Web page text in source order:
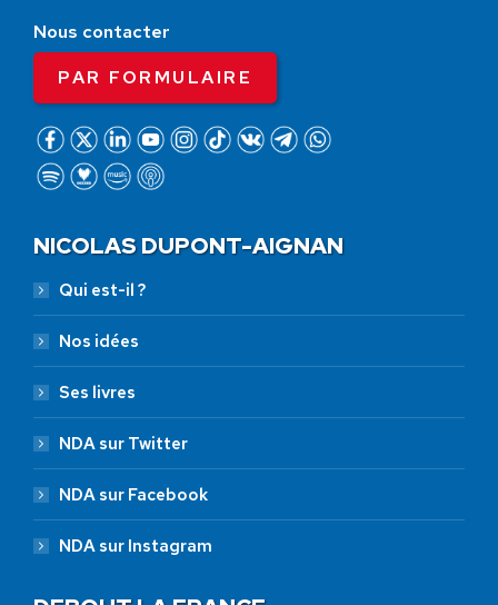
Nous contacter
PAR FORMULAIRE
NICOLAS DUPONT-AIGNAN
Qui est-il ?
Nos idées
Ses livres
NDA sur Twitter
NDA sur Facebook
NDA sur Instagram